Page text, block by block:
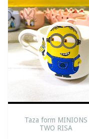
Taza form MINIONS
TWO RISA